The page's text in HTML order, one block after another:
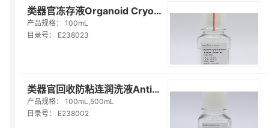
类器官冻存液Organoid Cryopreservation Medium(Serum Free)（E238023）
产品规格：
100mL
目录号：
E238023
类器官回收防粘连润洗液Anti-Adherence Rinsing Solution（E238002）
产品规格：
100mL,500mL
目录号：
E238002